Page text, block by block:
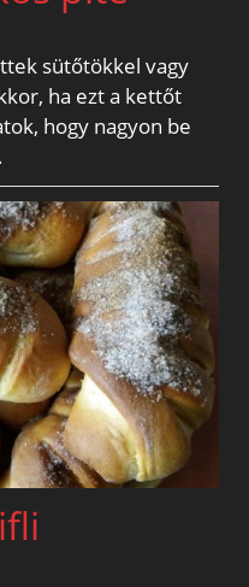
sütőtökkel vagy
ha ezt a kettőt
hogy nagyon be